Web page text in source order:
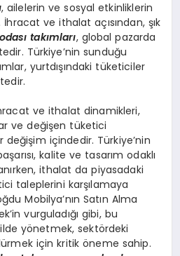
, ailelerin ve sosyal etkinliklerin
ve ithalat açısından, şık
takımları, global pazarda
Türkiye’nin sunduğu
yurtdışındaki tüketiciler
ve ithalat dinamikleri,
ve değişen tüketici
içindedir. Türkiye’nin
kalite ve tasarım odaklı
ithalat da piyasadaki
taleplerini karşılamaya
Mobilya’nın Satın Alma
vurguladığı gibi, bu
yönetmek, sektördeki
için kritik öneme sahip.